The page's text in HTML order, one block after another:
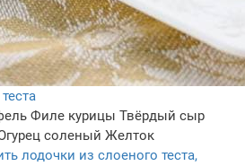
Филе курицы Твёрдый сыр
соленый Желток
лодочки из слоеного теста,